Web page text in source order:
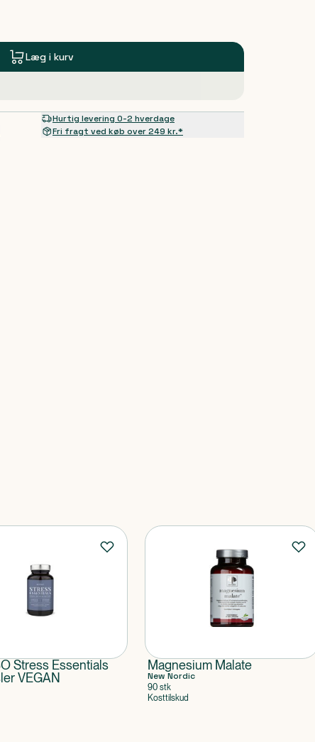
Læg i kurv
Hurtig levering 0-2 hverdage
Fri fragt ved køb over 249 kr.*
Stress Essentials
VEGAN
Magnesium Malate
New Nordic
90 stk
Kosttilskud